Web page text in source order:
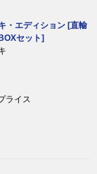
・エディション [直輸
セット]
ライス